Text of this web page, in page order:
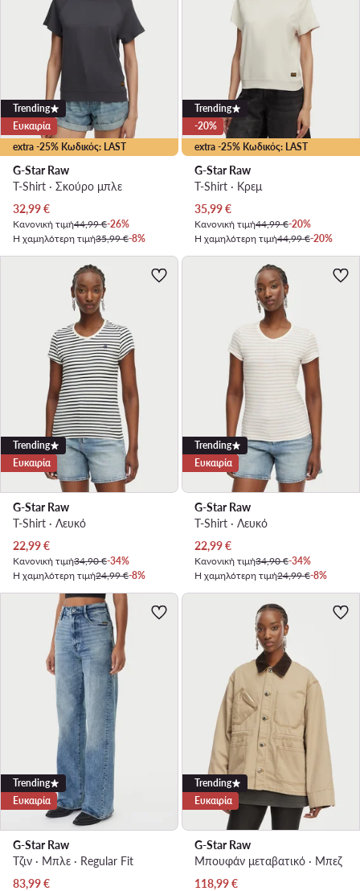
extra -25% Κωδικός: LAST
Trending
Ευκαιρία
G-Star Raw
T-Shirt · Σκούρο μπλε
Τρέχουσα τιμή
32,99€
Κανονική τιμή44,99 €-26%
Η χαμηλότερη τιμή35,99 €-8%
extra -25% Κωδικός: LAST
Trending
-20%
G-Star Raw
T-Shirt · Κρεμ
Τρέχουσα τιμή
35,99€
Κανονική τιμή44,99 €-20%
Η χαμηλότερη τιμή44,99 €-20%
Trending
Ευκαιρία
G-Star Raw
T-Shirt · Λευκό
Τρέχουσα τιμή
22,99€
Κανονική τιμή34,90 €-34%
Η χαμηλότερη τιμή24,99 €-8%
Trending
Ευκαιρία
G-Star Raw
T-Shirt · Λευκό
Τρέχουσα τιμή
22,99€
Κανονική τιμή34,90 €-34%
Η χαμηλότερη τιμή24,99 €-8%
Trending
Ευκαιρία
G-Star Raw
Τζιν · Μπλε · Regular Fit
Τρέχουσα τιμή
83,99€
Trending
Ευκαιρία
G-Star Raw
Μπουφάν μεταβατικό · Μπεζ
Τρέχουσα τιμή
118,99€